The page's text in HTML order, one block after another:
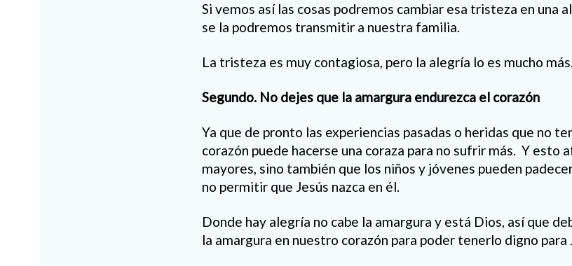
Si vemos así las cosas podremos cambiar esa tristeza en una
se la podremos transmitir a nuestra familia.
La tristeza es muy contagiosa, pero la alegría lo es mucho
Segundo. No dejes que la amargura endurezca el corazón
Ya que de pronto las experiencias pasadas o heridas que no
corazón puede hacerse una coraza para no sufrir más. Y esto
mayores, sino también que los niños y jóvenes pueden
no permitir que Jesús nazca en él.
Donde hay alegría no cabe la amargura y está Dios, así que
la amargura en nuestro corazón para poder tenerlo digno para